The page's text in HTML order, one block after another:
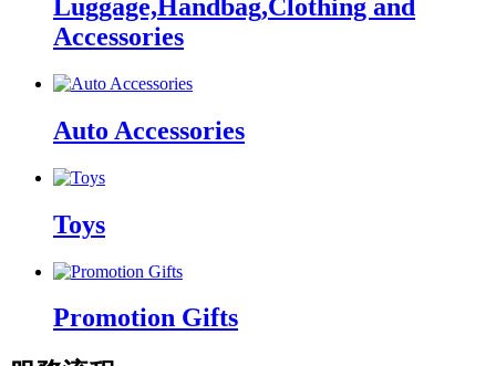
Luggage,Handbag,Clothing and
Accessories
Auto Accessories
Toys
Promotion Gifts